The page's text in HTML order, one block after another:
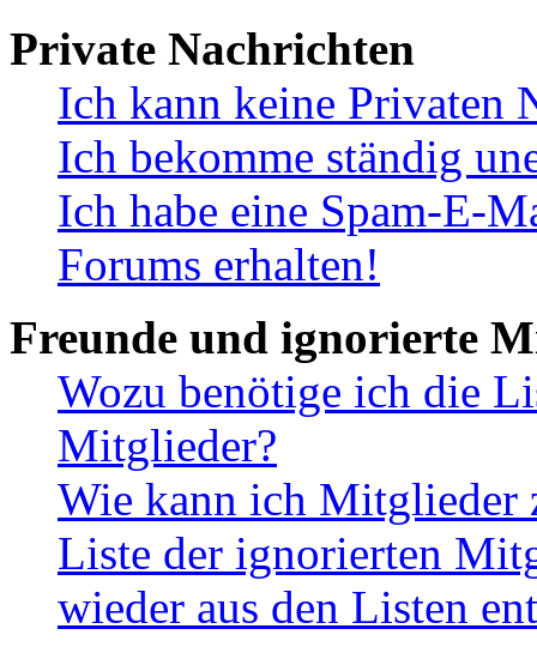
Private Nachrichten
Ich kann keine Privaten
Ich bekomme ständig
Ich habe eine Spam-E-
Forums erhalten!
Freunde und ignorierte
Wozu benötige ich die
Mitglieder?
Wie kann ich Mitglieder
Liste der ignorierten
wieder aus den Listen